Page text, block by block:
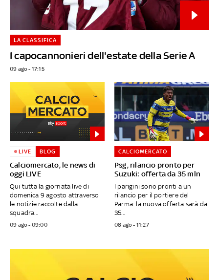
I capocannonieri dell'estate della Serie A
LA CLASSIFICA
09 ago - 17:15
Calciomercato, le news di
oggi LIVE
LIVE BLOG
Qui tutta la giornata live di
domenica 9 agosto attraverso
le notizie raccolte dalla
squadra...
09 ago - 09:00
Psg, rilancio pronto per
Suzuki: offerta da 35 mln
CALCIOMERCATO
I parigini sono pronti a un
rilancio per il portiere del
Parma: la nuova offerta sarà da
35...
08 ago - 11:27